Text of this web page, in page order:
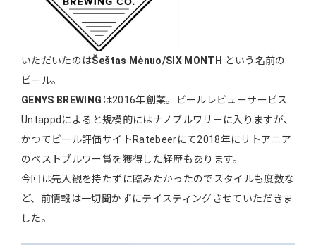
いただいたのはŠeštas Mėnuo/SIX MONTH という名前の
ビール。
GENYS BREWING は2016年創業。ビールレビューサービス
Untappdによると規模的にはナノブルワリーに入りますが、
かつてビール評価サイトRatebeerにて2018年にリトアニア
のベストブルワー賞を獲得した経歴もあります。
今回は先入観を持たずに臨みたかったのでスタイルも度数な
ど、前情報は一切聞かずにテイスティングさせていただきま
した。